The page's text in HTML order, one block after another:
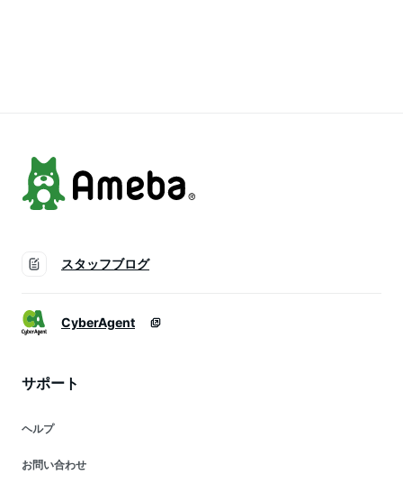
スタッフブログ
CyberAgent
サポート
ヘルプ
お問い合わせ